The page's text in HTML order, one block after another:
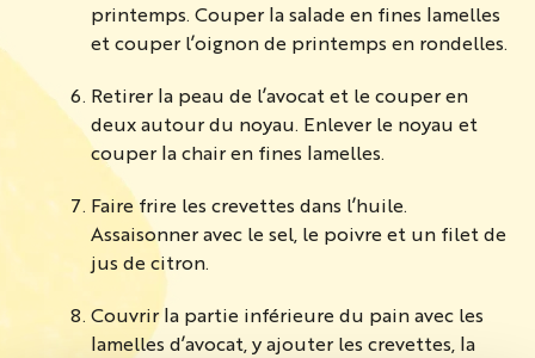
printemps. Couper la salade en fines lamelles
et couper l’oignon de printemps en rondelles.
Retirer la peau de l’avocat et le couper en
deux autour du noyau. Enlever le noyau et
couper la chair en fines lamelles.
Faire frire les crevettes dans l’huile.
Assaisonner avec le sel, le poivre et un filet de
jus de citron.
Couvrir la partie inférieure du pain avec les
lamelles d’avocat, y ajouter les crevettes, la